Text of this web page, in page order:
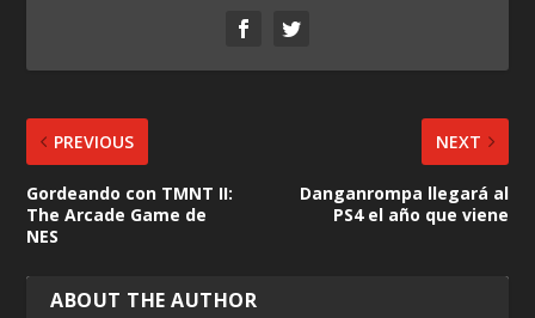
PREVIOUS
Gordeando con TMNT II:
The Arcade Game de
NES
NEXT
Danganrompa llegará al
PS4 el año que viene
ABOUT THE AUTHOR